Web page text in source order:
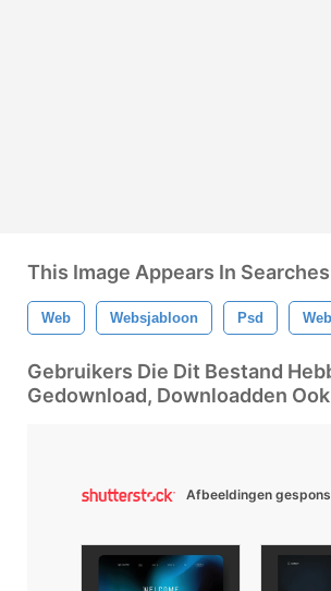
This Image Appears In
Web Websjabloon Psd
Gebruikers Die Dit Bestand
Gedownload, Downloadden Ook
Afbeeldingen